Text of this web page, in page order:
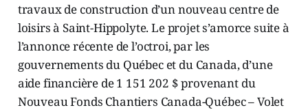
travaux de construction d’un nouveau centre de
loisirs à Saint-Hippolyte. Le projet s’amorce suite à
l’annonce récente de l’octroi, par les
gouvernements du Québec et du Canada, d’une
aide financière de 1 151 202 $ provenant du
Nouveau Fonds Chantiers Canada-Québec – Volet